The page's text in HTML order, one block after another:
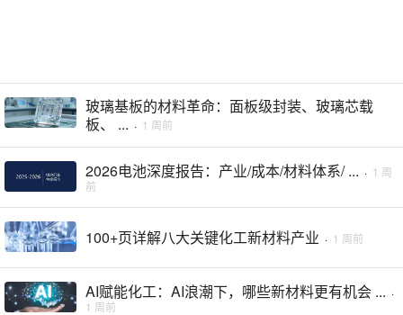
玻璃基板的材料革命：面板级封装、玻璃芯载
板、 ... · 1 周前
2026电池深度报告：产业/成本/材料体系/ ... · 1 周
前
100+页详解八大关键化工新材料产业 · 1 周前
AI赋能化工：AI浪潮下，哪些新材料更有机会 ... ·
1 周前